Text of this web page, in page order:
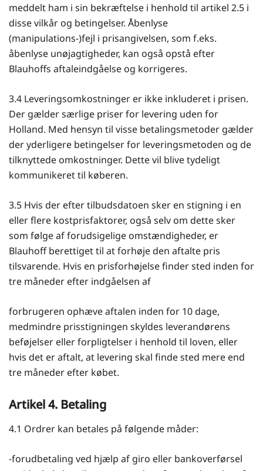
meddelt ham i sin bekræftelse i henhold til artikel 2.5 i
disse vilkår og betingelser. Åbenlyse
(manipulations-)fejl i prisangivelsen, som f.eks.
åbenlyse unøjagtigheder, kan også opstå efter
Blauhoffs aftaleindgåelse og korrigeres.
3.4 Leveringsomkostninger er ikke inkluderet i prisen.
Der gælder særlige priser for levering uden for
Holland. Med hensyn til visse betalingsmetoder gælder
der yderligere betingelser for leveringsmetoden og de
tilknyttede omkostninger. Dette vil blive tydeligt
kommunikeret til køberen.
3.5 Hvis der efter tilbudsdatoen sker en stigning i en
eller flere kostprisfaktorer, også selv om dette sker
som følge af forudsigelige omstændigheder, er
Blauhoff berettiget til at forhøje den aftalte pris
tilsvarende. Hvis en prisforhøjelse finder sted inden for
tre måneder efter indgåelsen af
forbrugeren ophæve aftalen inden for 10 dage,
medmindre prisstigningen skyldes leverandørens
beføjelser eller forpligtelser i henhold til loven, eller
hvis det er aftalt, at levering skal finde sted mere end
tre måneder efter købet.
Artikel 4. Betaling
4.1 Ordrer kan betales på følgende måder:
-forudbetaling ved hjælp af giro eller bankoverførsel